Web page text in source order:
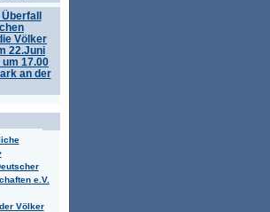
Überfall
Völker
22.Juni
17.00
an der
e.V.
Völker